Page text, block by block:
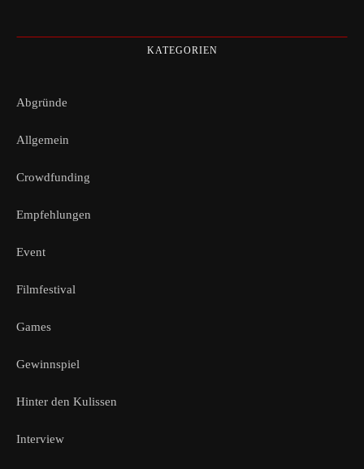
KATEGORIEN
Abgründe
Allgemein
Crowdfunding
Empfehlungen
Event
Filmfestival
Games
Gewinnspiel
Hinter den Kulissen
Interview